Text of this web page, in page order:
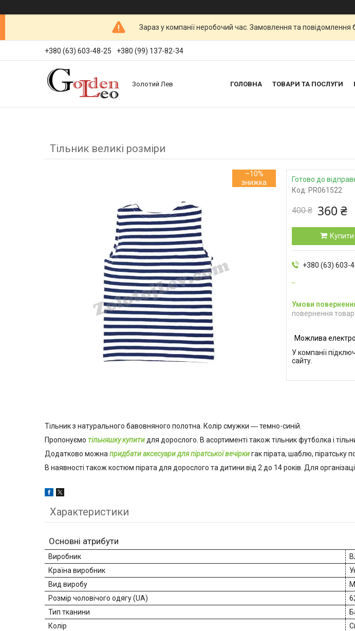
Зараз у компанії неробочий час. Замовлення та
+380 (63) 603-48-25 +380 (99) 137-82-34
Золотий Лев ГОЛОВНА ТОВАРИ ТА ПОСЛУГИ
Тільник великі розміри
–10%
Готово до
Код: PR061522
400 ₴ 360 ₴
Купити
+380 (63) 603-
повернення
У компанії
сайту.
Тільник з натурального бавовняного полотна. Колір смужки ― темно-синій.
Пропонуємо тільняшку купитидля дорослого. В асортименті також тільник футболка і
Додатково можнапридбати аксесуари для піратської вечіркигак пірата, шаблю, піратську
В наявності також костюм пірата для дорослого та дитини від 2 до 14 років. Для
Характеристики
Основні атрибути
Виробник
Країна виробник
Вид виробу
Розмір чоловічого одягу (UA)
Тип тканини
Колір